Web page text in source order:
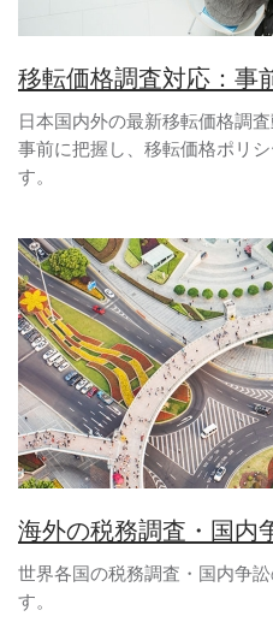
移転価格調査対応：事
日本国内外の最新移転価格調
事前に把握し、移転価格ポリ
す。
海外の税務調査・国内
世界各国の税務調査・国内争
す。